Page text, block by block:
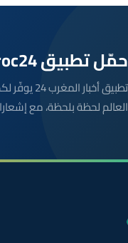
حمّل تطبيق Maroc24، أخبار المغرب تصلك أولاً
تطبيق
العالم لحظة بلحظة، مع